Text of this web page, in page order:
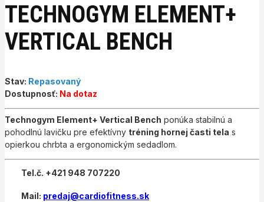
TECHNOGYM ELEMENT+
VERTICAL BENCH
Stav: Repasovaný
Dostupnosť: Na dotaz
Technogym Element+ Vertical Bench ponúka stabilnú a
pohodlnú lavičku pre efektívny tréning hornej časti tela s
opierkou chrbta a ergonomickým sedadlom.
Tel.č. +421 948 707220
Mail: predaj@cardiofitness.sk